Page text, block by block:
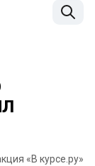
«В курсе.ру»